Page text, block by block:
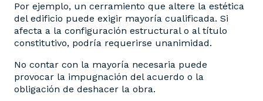
Por ejemplo, un cerramiento que altere la estética
del edificio puede exigir mayoría cualificada. Si
afecta a la configuración estructural o al título
constitutivo, podría requerirse unanimidad.
No contar con la mayoría necesaria puede
provocar la impugnación del acuerdo o la
obligación de deshacer la obra.